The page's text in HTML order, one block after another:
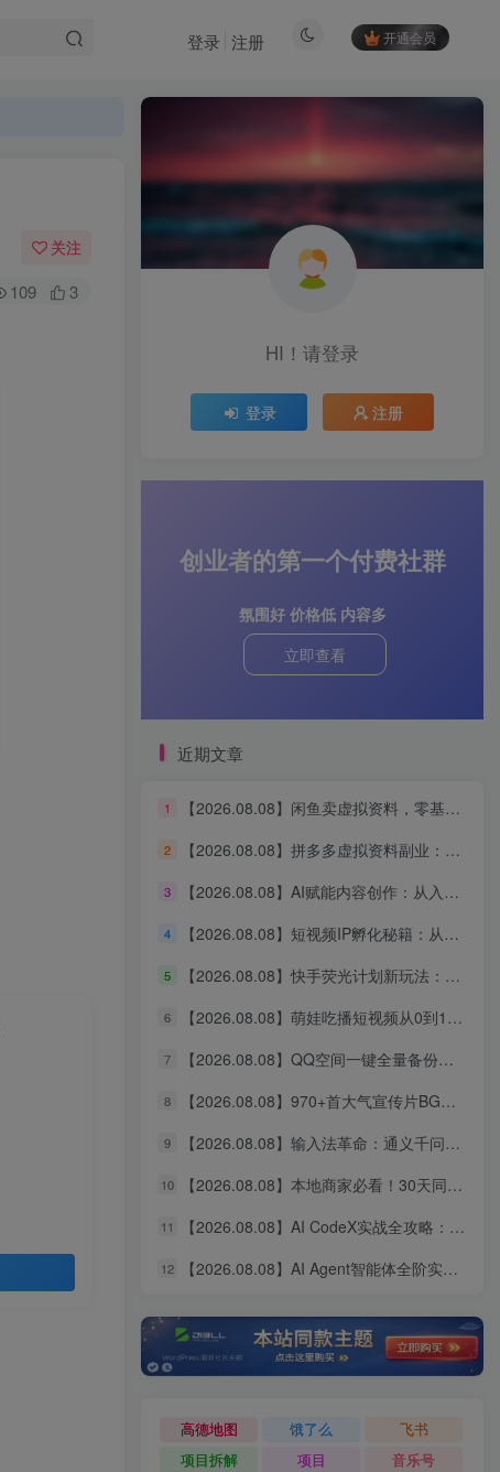
开通会员
登录 注册
关注
109 3
HI！请登录
登录 注册
创业者的第一个付费社群
氛围好 价格低 内容多
立即查看
近期文章
1 【2026.08.08】闲鱼卖虚拟资料，零基础也能月入5k+，手把手全流程拆解
2 【2026.08.08】拼多多虚拟资料副业：零基础小白日入300-1000，每天只需半小时轻松操作
3 【2026.08.08】AI赋能内容创作：从入门到变现的全链路实战指南
4 【2026.08.08】短视频IP孵化秘籍：从0到1打造爆款内容创作运营体系
5 【2026.08.08】快手荧光计划新玩法：短剧搬运技巧，0粉老号新号都能做，有播放就有收益！
6 【2026.08.08】萌娃吃播短视频从0到1实操指南｜图文+视频双赛道变现秘籍，收徒、商单、伙伴计划一网打尽
7 【2026.08.08】QQ空间一键全量备份：照片、视频、动态全存本地，GitHub开源神器QzoneArchive来了！
8 【2026.08.08】970+首大气宣传片BGM合集，无版权可商用，分类清晰的高质量音效素材库！
9 【2026.08.08】输入法革命：通义千问让打字速度飞起，300字/分钟+AI润色，说话即出工整文章
10 【2026.08.08】本地商家必看！30天同城IP实操特训：拍摄剪辑+爆款文案+引流成交，全面引爆门店业绩
11 【2026.08.08】AI CodeX实战全攻略：本地部署+API对接+自制Skill，从漫剧剪辑到VR网站一站式落地
12 【2026.08.08】AI Agent智能体全阶实战：零基础手把手，从原理到实操轻松搭建自动运行智能体
高德地图 饿了么
飞书
项目拆解
项目
音乐号